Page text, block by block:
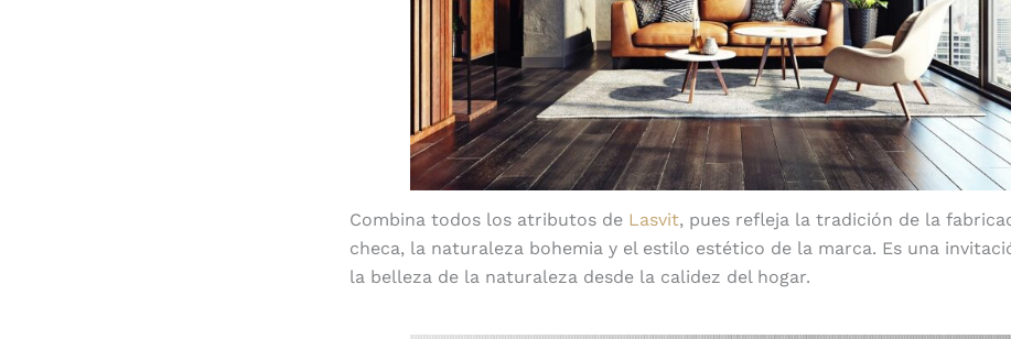
Combina todos los atributos de Lasvit, pues refleja la tradición de la
checa, la naturaleza bohemia y el estilo estético de la marca. Es una
la belleza de la naturaleza desde la calidez del hogar.